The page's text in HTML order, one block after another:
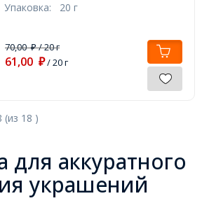
Упаковка: 20 г
70,00₽/ 20 г
61,00 ₽/ 20 г
(из 18 )
для аккуратного
украшений